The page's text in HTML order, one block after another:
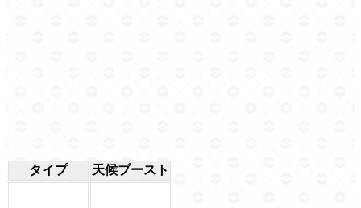
タイプ 天候ブースト